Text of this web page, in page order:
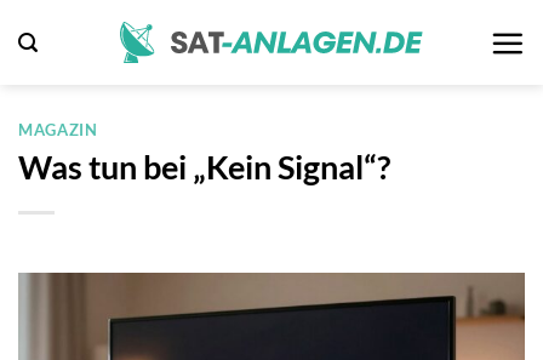
Inhalt
MAGAZIN
Was tun bei „Kein Signal“?